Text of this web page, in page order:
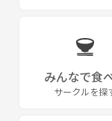
みんなで食
サークルを探